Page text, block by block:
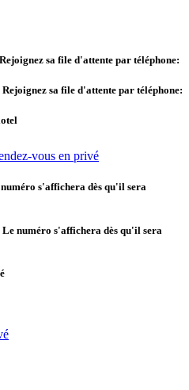
sa file d'attente par téléphone:
Rejoignez sa file d'attente par téléphone:
vous en privé
s'affichera dès qu'il sera
Le numéro s'affichera dès qu'il sera